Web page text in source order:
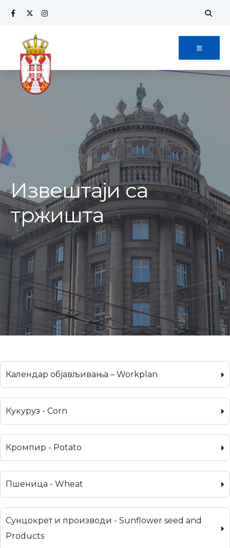
Извештаји са
тржишта
Календар објављивања – Workplan
Кукуруз - Corn
Кромпир - Potato
Пшеница - Wheat
Сунцокрет и производи - Sunflower seed and
Products